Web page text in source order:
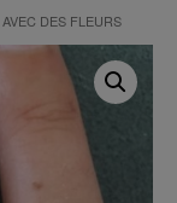
DES FLEURS